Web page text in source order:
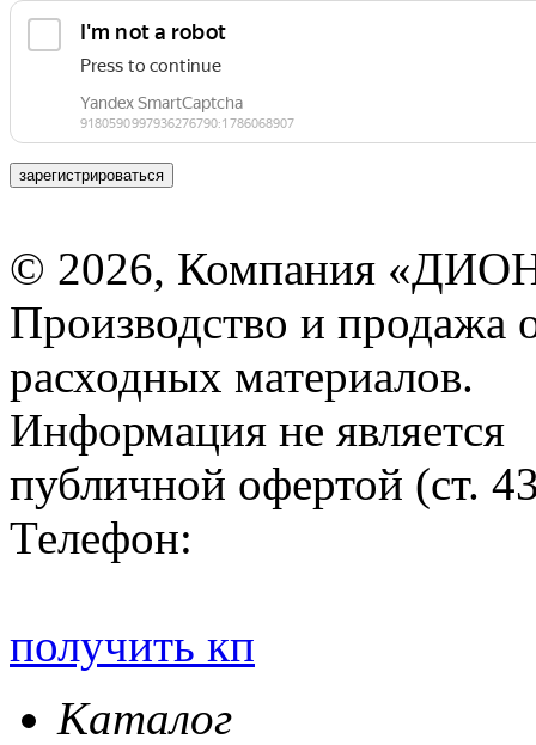
зарегистрироваться
© 2026, Компания
Производство и продажа
расходных материалов.
Информация не является
публичной офертой (ст.
Телефон:
получить кп
Каталог